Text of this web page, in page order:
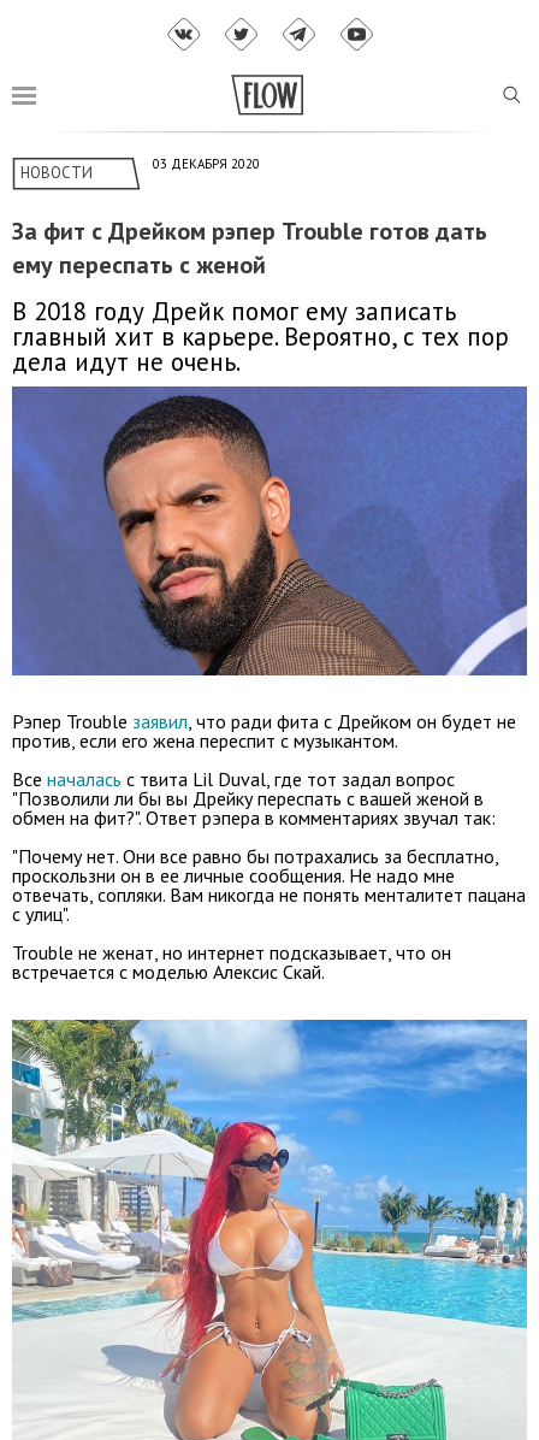
НОВОСТИ 03 ДЕКАБРЯ 2020
За фит с Дрейком рэпер Trouble готов дать
ему переспать с женой
В 2018 году Дрейк помог ему записать
главный хит в карьере. Вероятно, с тех пор
дела идут не очень.
Рэпер Trouble заявил, что ради фита с Дрейком он будет не
против, если его жена переспит с музыкантом.
Все началась с твита Lil Duval, где тот задал вопрос
"Позволили ли бы вы Дрейку переспать с вашей женой в
обмен на фит?". Ответ рэпера в комментариях звучал так:
"Почему нет. Они все равно бы потрахались за бесплатно,
проскользни он в ее личные сообщения. Не надо мне
отвечать, сопляки. Вам никогда не понять менталитет пацана
с улиц".
Trouble не женат, но интернет подсказывает, что он
встречается с моделью Алексис Скай.